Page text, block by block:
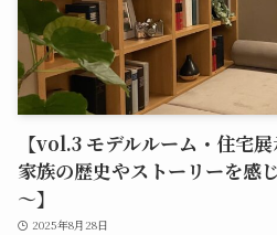
【vol.3 モデルルーム・住宅
家族の歴史やストーリーを感
～】
2025年8月28日